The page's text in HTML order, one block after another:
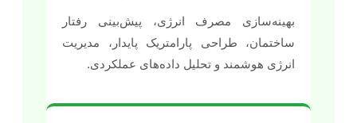
بهینه‌سازی مصرف انرژی، پیش‌بینی رفتار
ساختمان، طراحی پارامتریک پایدار، مدیریت
انرژی هوشمند و تحلیل داده‌های عملکردی.